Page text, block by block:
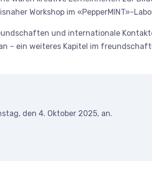
Workshop im «PepperMINT»-
und internationale
– ein weiteres Kapitel im
den 4. Oktober 2025, an.